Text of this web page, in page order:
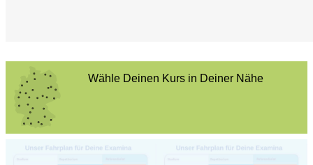
Wähle Deinen Kurs in Deiner Nähe